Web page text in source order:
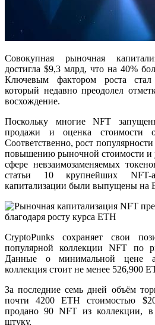
Совокупная рыночная
достигла $9,3 млрд, что на 40%
Ключевым фактором роста
который недавно преодолел
восхождение.
Поскольку многие NFT
продажи и оценка стоимости
Соответственно, рост
повышению рыночной стоимости и
сфере невзаимозаменяемых
статьи 10 крупнейших NFT-
капитализации были выпущены на
CryptoPunks сохраняет свои
популярной коллекции NFT по
Данные о минимальной цене
коллекция стоит не менее 526,900
За последние семь дней объём
почти 4200 ETH стоимостью
продано 90 NFT из коллекции,
штуку.